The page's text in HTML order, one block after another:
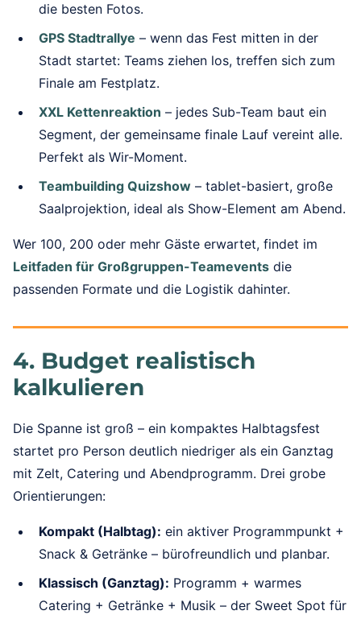
die besten Fotos.
GPS Stadtrallye – wenn das Fest mitten in der
Stadt startet: Teams ziehen los, treffen sich zum
Finale am Festplatz.
XXL Kettenreaktion – jedes Sub-Team baut ein
Segment, der gemeinsame finale Lauf vereint alle.
Perfekt als Wir-Moment.
Teambuilding Quizshow – tablet-basiert, große
Saalprojektion, ideal als Show-Element am Abend.
Wer 100, 200 oder mehr Gäste erwartet, findet im
Leitfaden für Großgruppen-Teamevents die
passenden Formate und die Logistik dahinter.
4. Budget realistisch
kalkulieren
Die Spanne ist groß – ein kompaktes Halbtagsfest
startet pro Person deutlich niedriger als ein Ganztag
mit Zelt, Catering und Abendprogramm. Drei grobe
Orientierungen:
Kompakt (Halbtag): ein aktiver Programmpunkt +
Snack & Getränke – bürofreundlich und planbar.
Klassisch (Ganztag): Programm + warmes
Catering + Getränke + Musik – der Sweet Spot für